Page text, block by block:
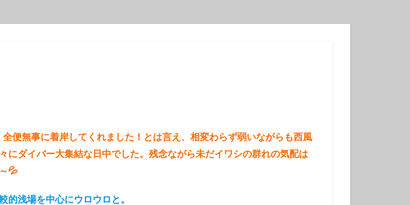
便無事に着岸してくれました！とは言え、相変わらず弱いながらも西風
ダイバー大集結な日中でした。残念ながら未だイワシの群れの気配は
💦
浅場を中心にウロウロと。
ナンヨウハギ
ナンヨウハギ幼魚
ギンポ ニジハタ ニセボロカサゴ
ニタリ
ギ幼魚
ハタンポの群れ ハチジョウダツ